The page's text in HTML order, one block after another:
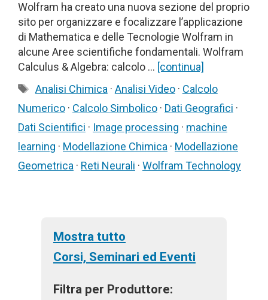
Wolfram ha creato una nuova sezione del proprio
sito per organizzare e focalizzare l’applicazione
di Mathematica e delle Tecnologie Wolfram in
alcune Aree scientifiche fondamentali. Wolfram
Calculus & Algebra: calcolo … [continua]
Tag
Analisi Chimica · Analisi Video· Calcolo
Numerico · Calcolo Simbolico · Dati Geografici ·
Dati Scientifici · Image processing · machine
learning · Modellazione Chimica · Modellazione
Geometrica · Reti Neurali · Wolfram Technology
Mostra tutto
Corsi, Seminari ed Eventi
Filtra per Produttore: